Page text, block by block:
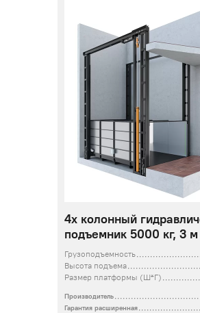
4х колонный
подъемник 5000 кг, 3 м
Грузоподъемность
Высота подъема
Размер платформы (Ш*Г)
Производитель
Гарантия расширенная